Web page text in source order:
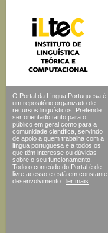
O Portal da Língua Portuguesa é
um repositório organizado de
recursos linguísticos. Pretende
ser orientado tanto para o
público em geral como para a
comunidade científica, servindo
de apoio a quem trabalha com a
língua portuguesa e a todos os
que têm interesse ou dúvidas
sobre o seu funcionamento.
Todo o conteúdo do Portal é de
livre acesso e está em constante
desenvolvimento.
ler mais